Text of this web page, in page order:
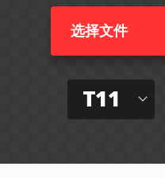
选择文件
T11